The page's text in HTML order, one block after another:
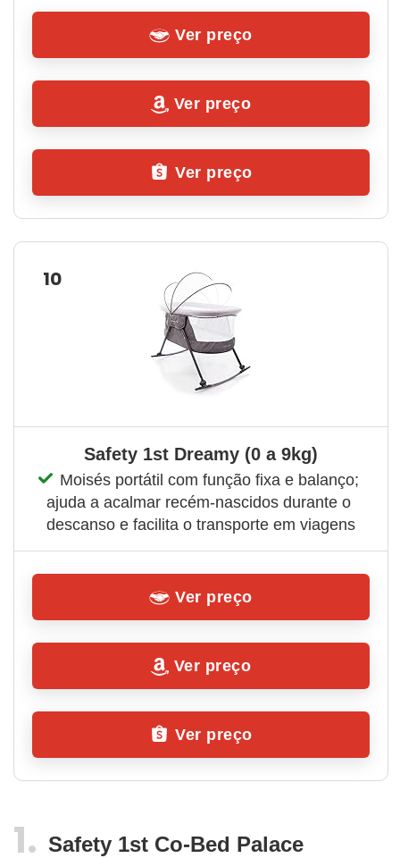
Ver preço
Ver preço
Ver preço
10
Safety 1st Dreamy (0 a 9kg)
Moisés portátil com função fixa e balanço;
ajuda a acalmar recém-nascidos durante o
descanso e facilita o transporte em viagens
Ver preço
Ver preço
Ver preço
Safety 1st Co-Bed Palace